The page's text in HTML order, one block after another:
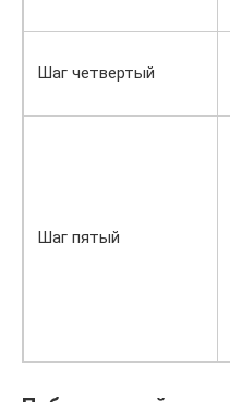
Шаг четвертый
Шаг пятый